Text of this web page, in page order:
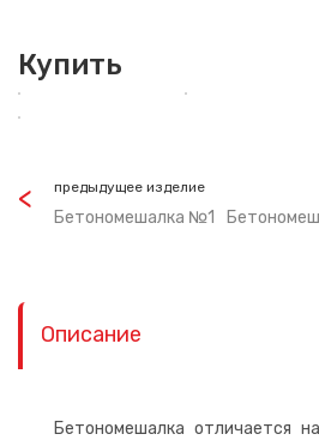
Купить
предыдущее изделие
Бетономешалка №1
Описание
Бетономешалка отличается